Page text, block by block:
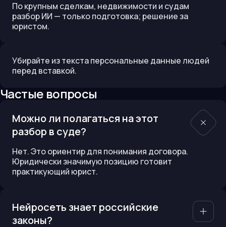
По крупным сделкам, недвижимости и судам
разбор ИИ — только подготовка; решение за
юристом.
Убирайте из текста персональные данные людей
перед вставкой.
Частые вопросы
Можно ли полагаться на этот
разбор в суде?
Нет. Это ориентир для понимания договора.
Юридически значимую позицию готовит
практикующий юрист.
Нейросеть знает российские
законы?